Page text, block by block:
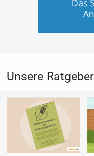
Unsere Ratgeber